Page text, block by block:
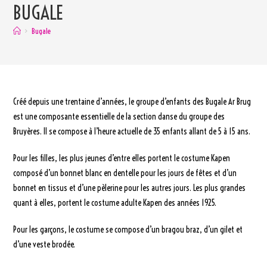
BUGALE
> Bugale
Créé depuis une trentaine d’années, le groupe d’enfants des Bugale Ar Brug
est une composante essentielle de la section danse du groupe des
Bruyères. Il se compose à l’heure actuelle de 35 enfants allant de 5 à 15 ans.
Pour les filles, les plus jeunes d’entre elles portent le costume Kapen
composé d’un bonnet blanc en dentelle pour les jours de fêtes et d’un
bonnet en tissus et d’une pèlerine pour les autres jours. Les plus grandes
quant à elles, portent le costume adulte Kapen des années 1925.
Pour les garçons, le costume se compose d’un bragou braz, d’un gilet et
d’une veste brodée.